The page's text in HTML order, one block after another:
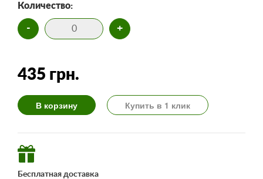
Количество:
- +
435 грн.
В корзину Купить в 1 клик
Бесплатная доставка